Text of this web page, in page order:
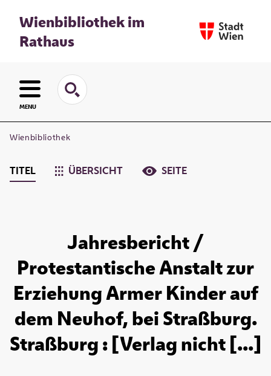
Wienbibliothek im
Rathaus
MENU
Wienbibliothek
TITEL ÜBERSICHT SEITE
Jahresbericht /
Protestantische Anstalt zur
Erziehung Armer Kinder auf
dem Neuhof, bei Straßburg.
Straßburg : [Verlag nicht [...]